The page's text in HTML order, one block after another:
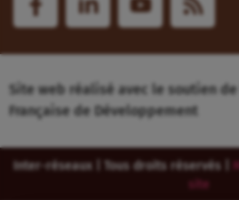
Site web réalisé avec le soutien de
Française de Développement
Inter-réseaux | Tous droits réservés |
site